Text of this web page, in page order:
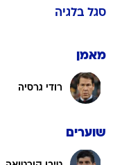
סגל בלגיה
מאמן
רודי גרסיה
שוערים